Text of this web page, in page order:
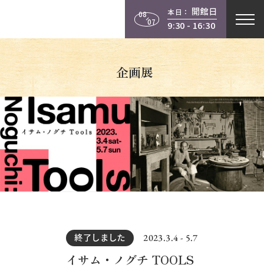
08
07
本日：
開館日
9:30 - 16:30
企画展
終了しました 2023.3.4 - 5.7
イサム・ノグチ TOOLS